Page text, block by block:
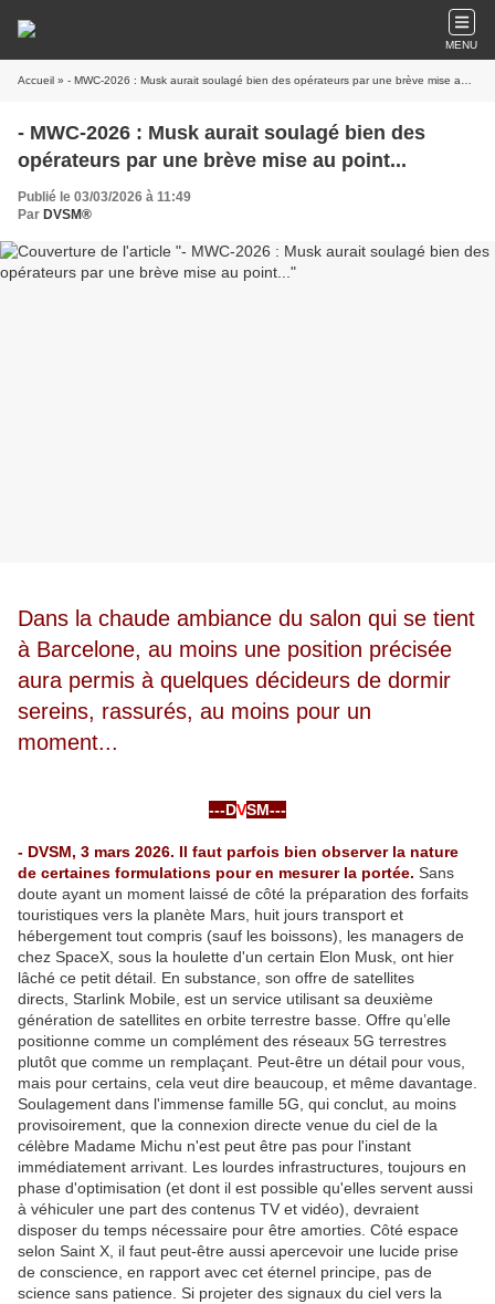
MENU
Accueil » - MWC-2026 : Musk aurait soulagé bien des opérateurs par une brève mise au point...
- MWC-2026 : Musk aurait soulagé bien des
opérateurs par une brève mise au point...
Publié le 03/03/2026 à 11:49
Par DVSM®
Dans la chaude ambiance du salon qui se tient
à Barcelone, au moins une position précisée
aura permis à quelques décideurs de dormir
sereins, rassurés, au moins pour un
moment...
---DVSM---
- DVSM, 3 mars 2026. Il faut parfois bien observer la nature
de certaines formulations pour en mesurer la portée. Sans
doute ayant un moment laissé de côté la préparation des forfaits
touristiques vers la planète Mars, huit jours transport et
hébergement tout compris (sauf les boissons), les managers de
chez SpaceX, sous la houlette d'un certain Elon Musk, ont hier
lâché ce petit détail. En substance, son offre de satellites
directs, Starlink Mobile, est un service utilisant sa deuxième
génération de satellites en orbite terrestre basse. Offre qu’elle
positionne comme un complément des réseaux 5G terrestres
plutôt que comme un remplaçant. Peut-être un détail pour vous,
mais pour certains, cela veut dire beaucoup, et même davantage.
Soulagement dans l'immense famille 5G, qui conclut, au moins
provisoirement, que la connexion directe venue du ciel de la
célèbre Madame Michu n'est peut être pas pour l'instant
immédiatement arrivant. Les lourdes infrastructures, toujours en
phase d'optimisation (et dont il est possible qu'elles servent aussi
à véhiculer une part des contenus TV et vidéo), devraient
disposer du temps nécessaire pour être amorties. Côté espace
selon Saint X, il faut peut-être aussi apercevoir une lucide prise
de conscience, en rapport avec cet éternel principe, pas de
science sans patience. Si projeter des signaux du ciel vers la